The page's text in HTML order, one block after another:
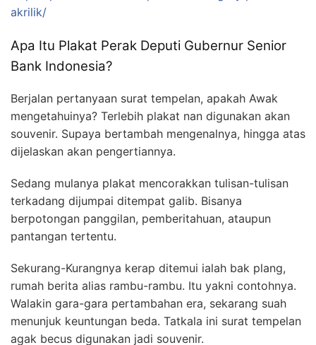
akrilik/
Apa Itu Plakat Perak Deputi Gubernur Senior
Bank Indonesia?
Berjalan pertanyaan surat tempelan, apakah Awak
mengetahuinya? Terlebih plakat nan digunakan akan
souvenir. Supaya bertambah mengenalnya, hingga atas
dijelaskan akan pengertiannya.
Sedang mulanya plakat mencorakkan tulisan-tulisan
terkadang dijumpai ditempat galib. Bisanya
berpotongan panggilan, pemberitahuan, ataupun
pantangan tertentu.
Sekurang-Kurangnya kerap ditemui ialah bak plang,
rumah berita alias rambu-rambu. Itu yakni contohnya.
Walakin gara-gara pertambahan era, sekarang suah
menunjuk keuntungan beda. Tatkala ini surat tempelan
agak becus digunakan jadi souvenir.